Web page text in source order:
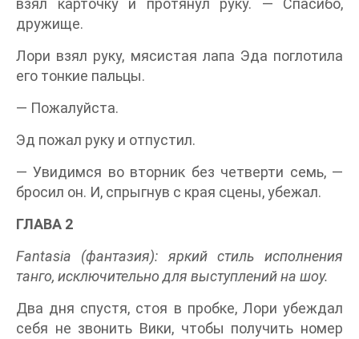
взял карточку и протянул руку. — Спасибо,
дружище.
Лори взял руку, мясистая лапа Эда поглотила
его тонкие пальцы.
— Пожалуйста.
Эд пожал руку и отпустил.
— Увидимся во вторник без четверти семь, —
бросил он. И, спрыгнув с края сцены, убежал.
ГЛАВА 2
Fantasia
(фантазия): яркий стиль исполнения
танго, исключительно для выступлений на шоу.
Два дня спустя, стоя в пробке, Лори убеждал
себя не звонить Вики, чтобы получить номер